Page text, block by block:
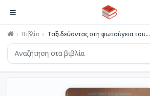
Βιβλία Ταξιδεύοντας στη φωταύγεια του...